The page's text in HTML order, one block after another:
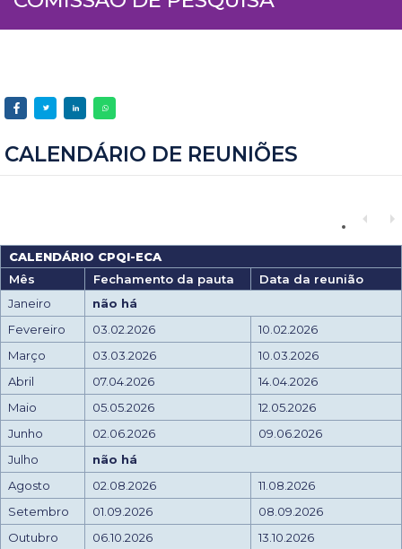
CALENDÁRIO DE REUNIÕES
CALENDÁRIO CPQI-ECA
Mês
Fechamento da pauta
Data da reunião
Janeiro
não há
Fevereiro
03.02.2026
10.02.2026
Março
03.03.2026
10.03.2026
Abril
07.04.2026
14.04.2026
Maio
05.05.2026
12.05.2026
Junho
02.06.2026
09.06.2026
Julho
não há
Agosto
02.08.2026
11.08.2026
Setembro
01.09.2026
08.09.2026
Outubro
06.10.2026
13.10.2026